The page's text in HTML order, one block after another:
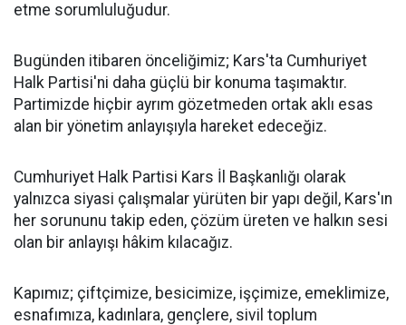
etme sorumluluğudur.
Bugünden itibaren önceliğimiz; Kars'ta Cumhuriyet
Halk Partisi'ni daha güçlü bir konuma taşımaktır.
Partimizde hiçbir ayrım gözetmeden ortak aklı esas
alan bir yönetim anlayışıyla hareket edeceğiz.
Cumhuriyet Halk Partisi Kars İl Başkanlığı olarak
yalnızca siyasi çalışmalar yürüten bir yapı değil, Kars'ın
her sorununu takip eden, çözüm üreten ve halkın sesi
olan bir anlayışı hâkim kılacağız.
Kapımız; çiftçimize, besicimize, işçimize, emeklimize,
esnafımıza, kadınlara, gençlere, sivil toplum